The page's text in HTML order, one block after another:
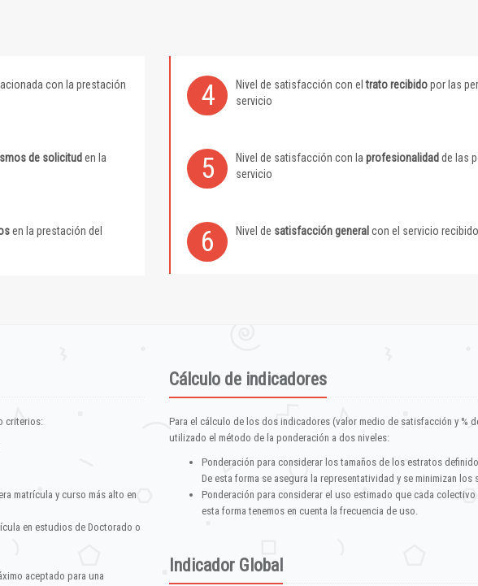
con la prestación
4 Nivel de satisfacción con eltrato recibidopor las
servicio
de solicitud en la
5 Nivel de satisfacción con la profesionalidad de las
servicio
en la prestación del
6 Nivel de satisfacción general con el servicio recibido
criterios:
matrícula y curso más alto en
en estudios de Doctorado o
aceptado para una
Cálculo de indicadores
Para el cálculo de los dos indicadores (valor medio de satisfacción y %
utilizado el método de la ponderación a dos niveles:
Ponderación para considerar los tamaños de los estratos
De esta forma se asegura la representatividad y se minimizan los
Ponderación para considerar el uso estimado que cada
esta forma tenemos en cuenta la frecuencia de uso.
Indicador Global